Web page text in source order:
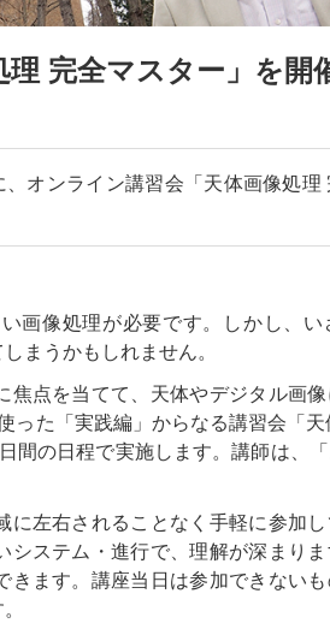
完全マスター」を開
オンライン講習会「天体画像処理
画像処理が必要です。しかし、い
まうかもしれません。
点を当てて、天体やデジタル画像
った「実践編」からなる講習会「
間の日程で実施します。講師は、
左右されることなく手軽に参加
ステム・進行で、理解が深まり
ます。講座当日は参加できない